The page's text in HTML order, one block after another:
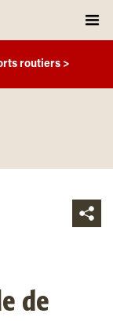
routiers >
de